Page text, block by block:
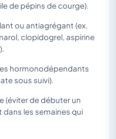
de pépins de courge).
ou antiagrégant (ex.
clopidogrel, aspirine
hormonodépendants
sous suivi).
(éviter de débuter un
les semaines qui